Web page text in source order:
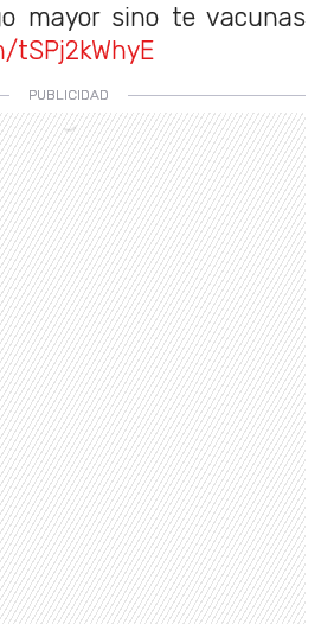
mayor sino te vacunas